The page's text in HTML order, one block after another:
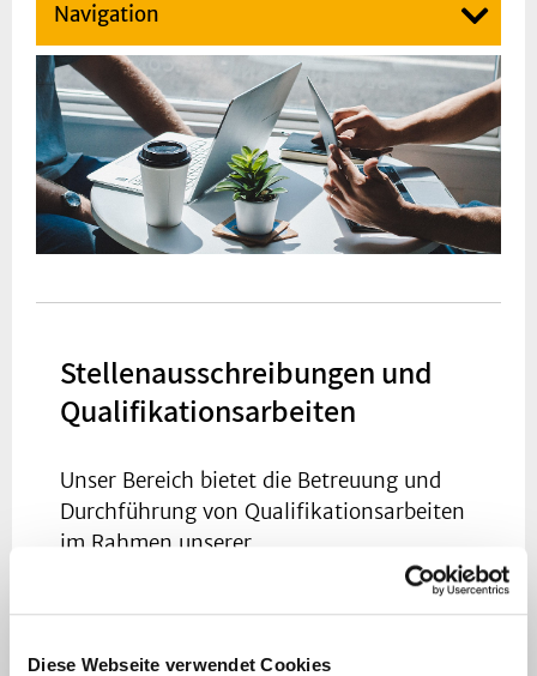
Diese Webseite verwendet Cookies
Navigation
Stellenausschreibungen und
Qualifikationsarbeiten
Unser Bereich bietet die Betreuung und
Durchführung von Qualifikationsarbeiten
im Rahmen unserer
gehören Bachelor- und Masterarbeiten
medizinischen Fakultät (Dr. med., Dr. PH,